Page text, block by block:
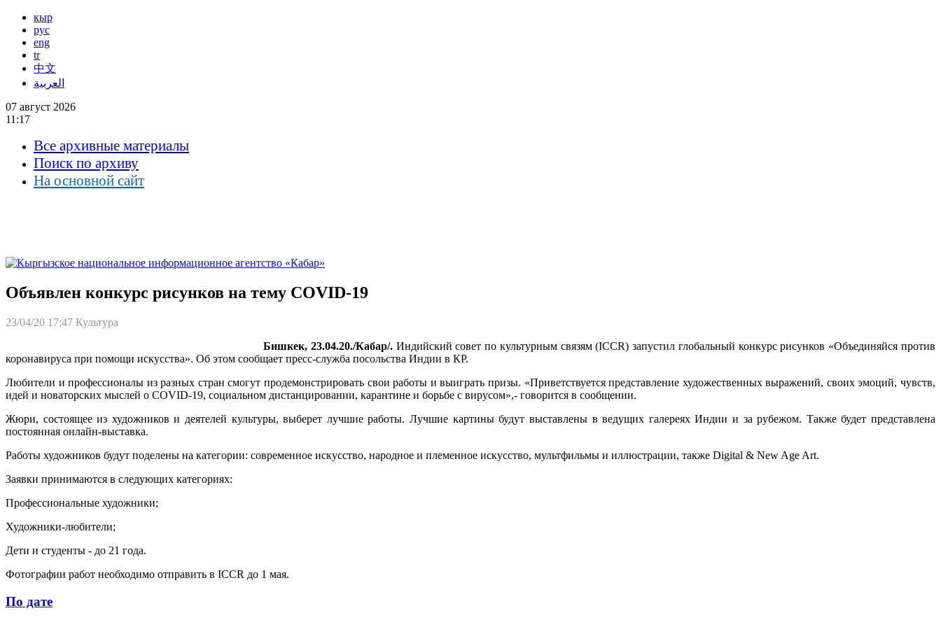
кыр
рус
eng
tr
中文
العربية
07 август 2026
11:17
Все архивные материалы
Поиск по архиву
На основной сайт
Объявлен конкурс рисунков на тему COVID-19
23/04/20 17:47 Культура
Бишкек, 23.04.20./Кабар/.Индийский совет по культурным связям (ICCR) запустил глобальный конкурс рисунков «Объединяйся против
коронавируса при помощи искусства». Об этом сообщает пресс-служба посольства Индии в КР.
Любители и профессионалы из разных стран смогут продемонстрировать свои работы и выиграть призы. «Приветствуется представление художественных выражений, своих эмоций, чувств,
идей и новаторских мыслей о COVID-19, социальном дистанцировании, карантине и борьбе с вирусом»,- говорится в сообщении.
Жюри, состоящее из художников и деятелей культуры, выберет лучшие работы. Лучшие картины будут выставлены в ведущих галереях Индии и за рубежом. Также будет представлена
постоянная онлайн-выставка.
Работы художников будут поделены на категории: современное искусство, народное и племенное искусство, мультфильмы и иллюстрации, также Digital & New Age Art.
Заявки принимаются в следующих категориях:
Профессиональные художники;
Художники-любители;
Дети и студенты - до 21 года.
Фотографии работ необходимо отправить в ICCR до 1 мая.
По дате